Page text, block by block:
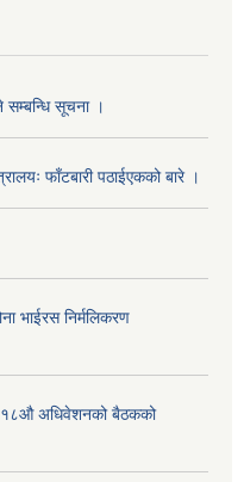
सम्बन्धि सूचना ।
फाँटबारी पठाईएकको बारे ।
भाईरस निर्मलिकरण
१८औ अधिवेशनको बैठकको